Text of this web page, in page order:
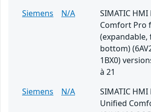
Siemens
N/A
SIMATIC HMI
Comfort Pro
bottom)
1BX0)
à 21
Siemens
N/A
SIMATIC HMI
Unified